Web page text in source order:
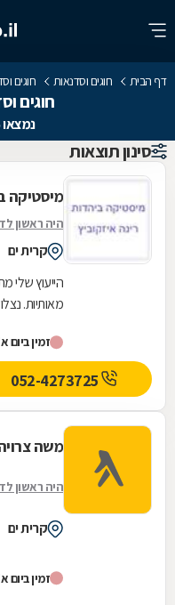
דף הבית חוגים וסדנאות חוגים
חוגים
נמצאו 6 חוגים וסדנאות
סינון תוצאות
מיסטיקה
היה ראשון
קרית ים
הייעוץ שלי
מאותיות.
זמין ביום א'
משה
היה ראשון
קרית ים
זמין ביום א'